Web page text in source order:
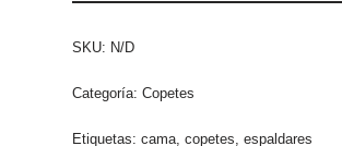
SKU: N/D
Categoría:Copetes
Etiquetas:cama,copetes,espaldares